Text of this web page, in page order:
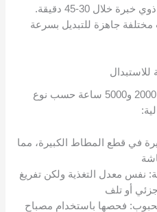
يتم إكمال ذلك بواسطة مشغلين ذوي خبرة خلال 30-45 دقيقة.
جاهزة للتبديل بسرعة
عادةً ما تتراوح عمر الشاشة بين 2000 و5000 ساعة حسب نوع
في قطع المطاط الكبيرة، مما
نفس معدل التغذية ولكن تفريغ
جزئي أو تلف
فحصها باستخدام مصباح